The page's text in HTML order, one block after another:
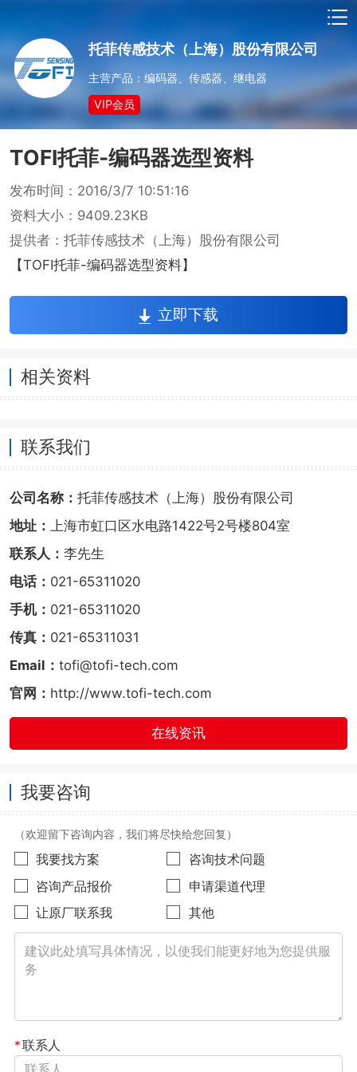
托菲传感技术（上海）股份有限公司
主营产品：编码器、传感器、继电器
VIP会员
TOFI托菲-编码器选型资料
发布时间：2016/3/7 10:51:16
资料大小：9409.23KB
提供者：托菲传感技术（上海）股份有限公司
【TOFI托菲-编码器选型资料】
立即下载
相关资料
联系我们
公司名称： 托菲传感技术（上海）股份有限公司
地址： 上海市虹口区水电路1422号2号楼804室
联系人： 李先生
电话： 021-65311020
手机： 021-65311020
传真： 021-65311031
Email： tofi@tofi-tech.com
官网： http://www.tofi-tech.com
在线资讯
我要咨询
（欢迎留下咨询内容，我们将尽快给您回复）
我要找方案
咨询技术问题
咨询产品报价
申请渠道代理
让原厂联系我
其他
*联系人